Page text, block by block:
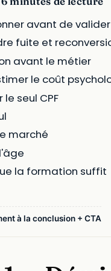
avant de valider
fuite et
avant le métier
le coût
le seul CPF
marché
la formation suffit
à la conclusion + CTA